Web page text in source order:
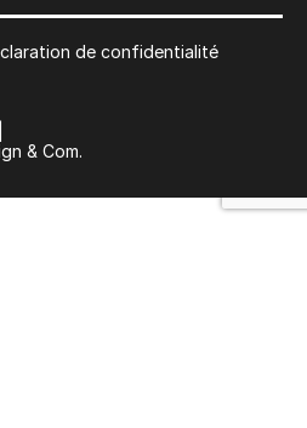
de confidentialité
& Com.
Suscribe